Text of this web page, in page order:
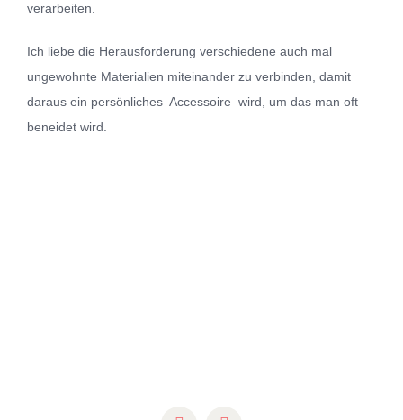
verarbeiten.
Ich liebe die Herausforderung verschiedene auch mal
ungewohnte Materialien miteinander zu verbinden, damit
daraus ein persönliches Accessoire wird, um das man oft
beneidet wird.